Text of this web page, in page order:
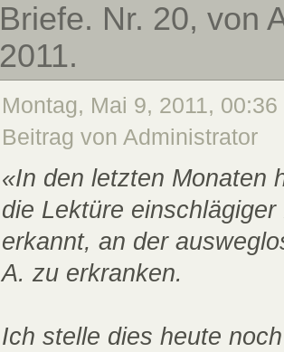
Briefe. Nr. 20, von
2011.
Montag, Mai 9, 2011,
Beitrag von Administrator
«In den letzten Monaten
die Lektüre
erkannt, an der
A. zu erkranken.
Ich stelle dies heute